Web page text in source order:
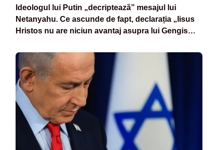
Ideologul lui Putin „decriptează” mesajul lui
Netanyahu. Ce ascunde de fapt, declarația „Iisus
Hristos nu are niciun avantaj asupra lui Gengis